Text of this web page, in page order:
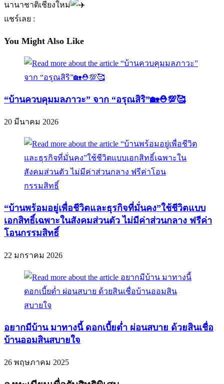
นานาชาติเชียงใหม่
แชร์เลย :
You Might Also Like
“บ้านควบคุมมลภาวะ” จาก “อรุณสิริ”🏡⛑️💯🥰
20 มีนาคม 2026
“บ้านพร้อมอยู่เพื่อชีวิตและธุรกิจที่มั่นคง”ใช้ชีวิตแบบ
เอกสิทธิ์เฉพาะในสังคมส่วนตัว ไม่มีค่าส่วนกลาง ฟรีค่า
โอนกรรมสิทธิ์
22 มกราคม 2026
อยากมีบ้าน มาทางนี้ ดอกเบี้ยต่ำ ผ่อนสบาย ด้วยสินเชื่อ
บ้านออมสินสบายใจ
26 พฤษภาคม 2025